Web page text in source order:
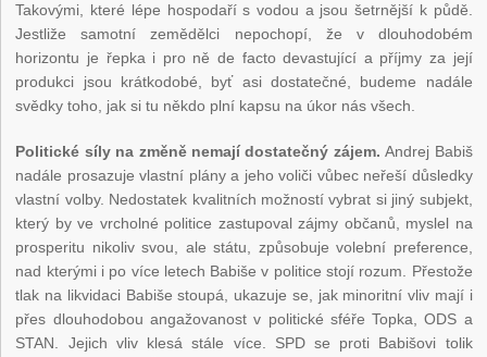
Takovými, které lépe hospodaří s vodou a jsou šetrnější k půdě.
Jestliže samotní zemědělci nepochopí, že v dlouhodobém
horizontu je řepka i pro ně de facto devastující a příjmy za její
produkci jsou krátkodobé, byť asi dostatečné, budeme nadále
svědky toho, jak si tu někdo plní kapsu na úkor nás všech.
Politické síly na změně nemají dostatečný zájem. Andrej Babiš
nadále prosazuje vlastní plány a jeho voliči vůbec neřeší důsledky
vlastní volby. Nedostatek kvalitních možností vybrat si jiný subjekt,
který by ve vrcholné politice zastupoval zájmy občanů, myslel na
prosperitu nikoliv svou, ale státu, způsobuje volební preference,
nad kterými i po více letech Babiše v politice stojí rozum. Přestože
tlak na likvidaci Babiše stoupá, ukazuje se, jak minoritní vliv mají i
přes dlouhodobou angažovanost v politické sféře Topka, ODS a
STAN. Jejich vliv klesá stále více. SPD se proti Babišovi tolik